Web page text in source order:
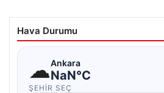
Hava Durumu
☁Ankara
NaN°C
ŞEHIR SEÇ